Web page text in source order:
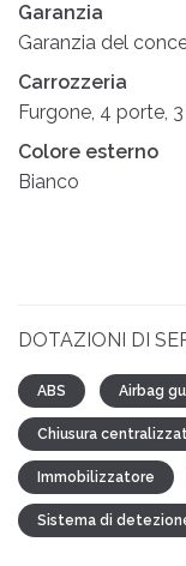
Garanzia
Garanzia del
Carrozzeria
Furgone, 4 porte,
Colore esterno
Bianco
DOTAZIONI DI
ABS Airbag
Chiusura
Immobilizzatore
Sistema di